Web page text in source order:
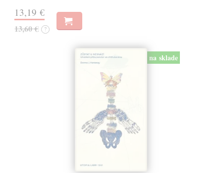
13,19 €
13,60 € ?
na sklade